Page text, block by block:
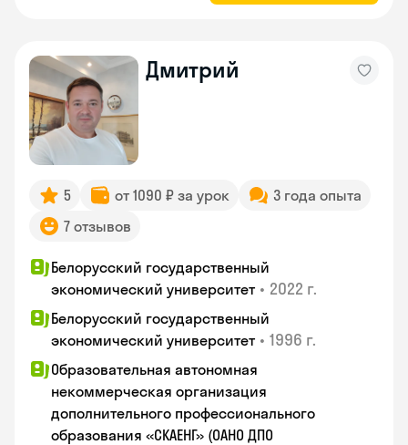
Дмитрий
5 от 1090 ₽ за урок
3 года опыта
7 отзывов
Белорусский государственный
экономический университет • 2022 г.
Белорусский государственный
экономический университет • 1996 г.
Образовательная автономная
некоммерческая организация
дополнительного профессионального
образования «СКАЕНГ» (ОАНО ДПО